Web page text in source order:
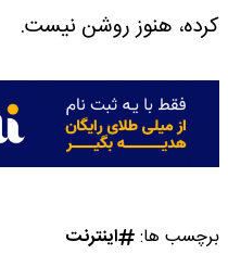
کرده، هنوز روشن نیست.
برچسب ها: اینترنت